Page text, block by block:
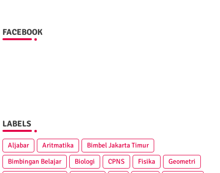
FACEBOOK
LABELS
Aljabar Aritmatika
Bimbel Jakarta Timur
Bimbingan Belajar
Biologi CPNS Fisika
Geometri